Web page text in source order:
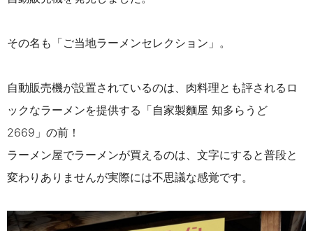
その名も「ご当地ラーメンセレクション」。
自動販売機が設置されているのは、肉料理とも評されるロ
ックなラーメンを提供する「自家製麵屋 知多らうど
2669」の前！
ラーメン屋でラーメンが買えるのは、文字にすると普段と
変わりありませんが実際には不思議な感覚です。